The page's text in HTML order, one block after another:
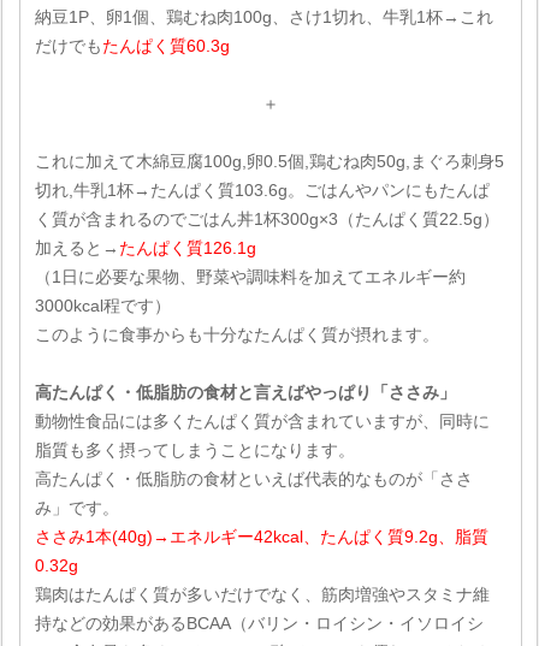
納豆1P、卵1個、鶏むね肉100g、さけ1切れ、牛乳1杯→これ
だけでもたんぱく質60.3g
＋
これに加えて木綿豆腐100g,卵0.5個,鶏むね肉50g,まぐろ刺身5
切れ,牛乳1杯→たんぱく質103.6g。ごはんやパンにもたんぱ
く質が含まれるのでごはん丼1杯300g×3（たんぱく質22.5g）
加えると→ たんぱく質126.1g
（1日に必要な果物、野菜や調味料を加えてエネルギー約
3000kcal程です）
このように食事からも十分なたんぱく質が摂れます。
高たんぱく・低脂肪の食材と言えばやっぱり「ささみ」
動物性食品には多くたんぱく質が含まれていますが、同時に
脂質も多く摂ってしまうことになります。
高たんぱく・低脂肪の食材といえば代表的なものが「ささ
み」です。
ささみ1本(40g)→エネルギー42kcal、たんぱく質9.2g、脂質
0.32g
鶏肉はたんぱく質が多いだけでなく、筋肉増強やスタミナ維
持などの効果があるBCAA（バリン・ロイシン・イソロイシ